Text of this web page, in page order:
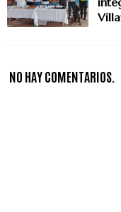
NO HAY COMENTARIOS.